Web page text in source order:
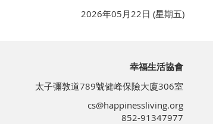
2026年05月22日 (星期五)
幸福生活協會
太子彌敦道789號健峰保險大廈306室
cs@happinessliving.org
852-91347977